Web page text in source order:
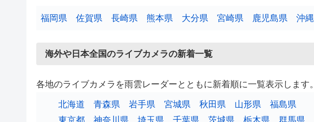
福岡県 佐賀県 長崎県 熊本県 大分県 宮崎県 鹿児島県 沖
海外や日本全国のライブカメラの新着一覧
各地のライブカメラを雨雲レーダーとともに新着順に一覧表示します。
北海道 青森県 岩手県 宮城県 秋田県 山形県
福島県
東京都
神奈川県 埼玉県 千葉県 茨城県 栃木県
群馬県